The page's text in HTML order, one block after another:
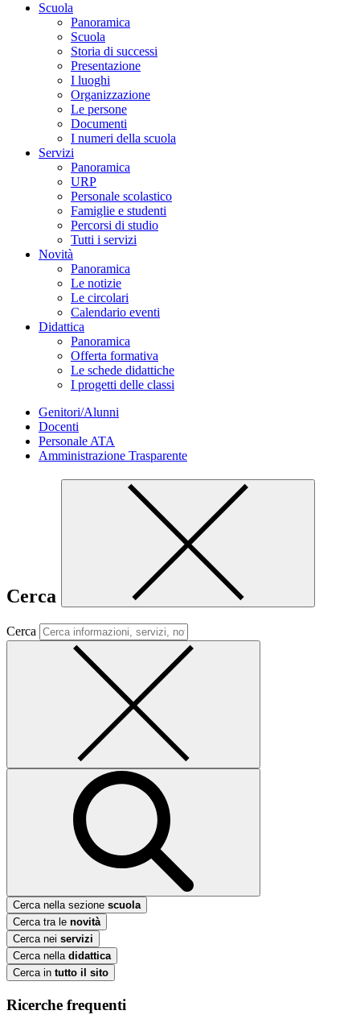
Scuola
Panoramica
Scuola
Storia di successi
Presentazione
I luoghi
Organizzazione
Le persone
Documenti
I numeri della scuola
Servizi
Panoramica
URP
Personale scolastico
Famiglie e studenti
Percorsi di studio
Tutti i servizi
Novità
Panoramica
Le notizie
Le circolari
Calendario eventi
Didattica
Panoramica
Offerta formativa
Le schede didattiche
I progetti delle classi
Genitori/Alunni
Docenti
Personale ATA
Amministrazione Trasparente
Cerca
Cerca
Cerca nella sezione scuola
Cerca tra le novità
Cerca nei servizi
Cerca nella didattica
Cerca in tutto il sito
Ricerche frequenti